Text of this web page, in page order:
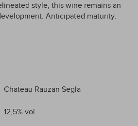
style, this wine remains an
Anticipated maturity:
Chateau Rauzan Segla
12,5% vol.